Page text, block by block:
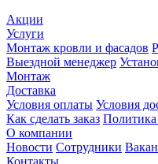
Акции
Услуги
Монтаж кровли и фасадов
Выездной менеджер
Монтаж
Доставка
Условия оплаты Условия
Как сделать заказ Политика
О компании
Новости Сотрудники
Контакты